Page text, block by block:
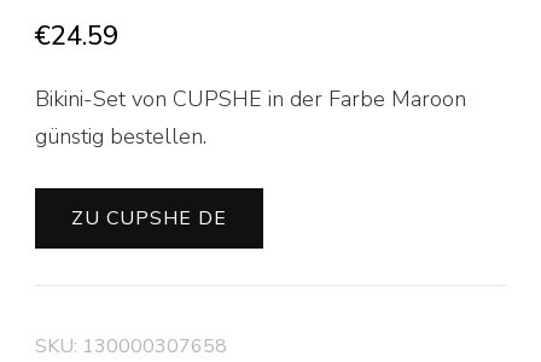
€24.59
Bikini-Set von CUPSHE in der Farbe Maroon
günstig bestellen.
ZU CUPSHE DE
SKU: 130000307658